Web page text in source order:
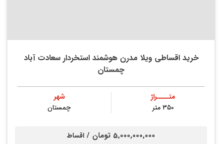
خرید اقساطی ویلا مدرن هوشمند استخردار سعادت آباد
چمستان
متــــراژ
۳۵۰ متر
شهر
چمستان
5,000,000,000 تومان / اقساط